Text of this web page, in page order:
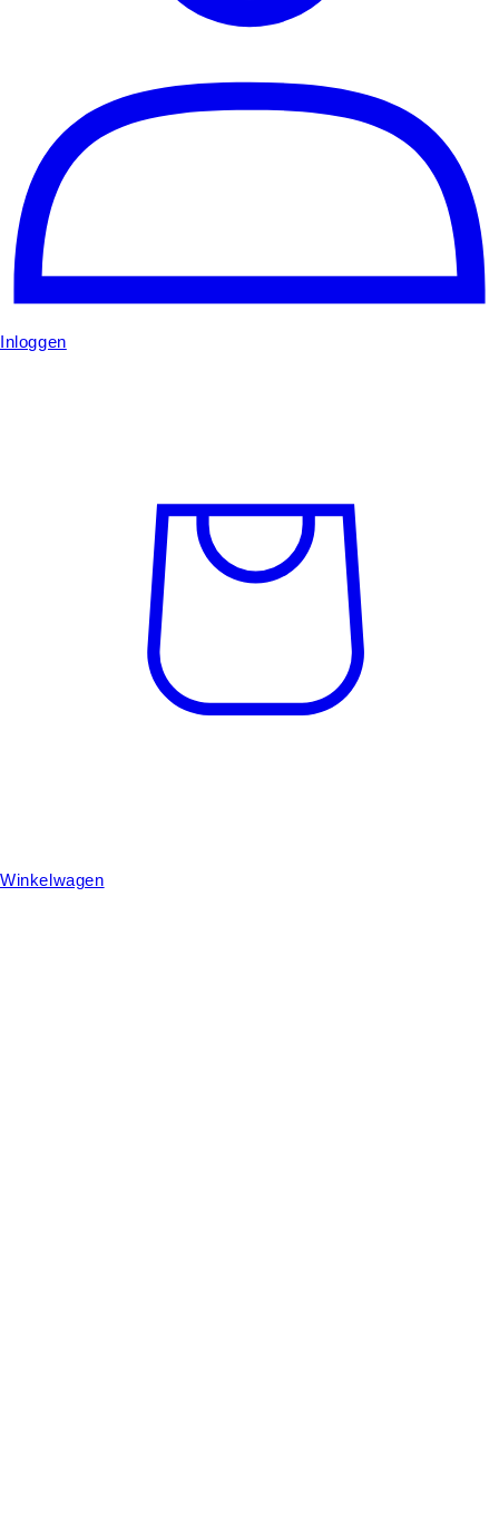
Inloggen
Winkelwagen